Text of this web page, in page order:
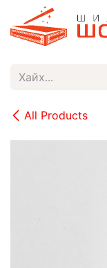
Skip to Content
All Products